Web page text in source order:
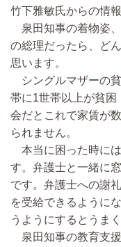
竹下雅敏氏からの情報
泉田知事の着物姿
の総理だったら、ど
思います。
シングルマザーの
帯に1世帯以上が貧
会だとこれで家賃が
られません。
本当に困った時に
す。弁護士と一緒に
です。弁護士への謝
を受給できるように
うようにするとうま
泉田知事の教育支